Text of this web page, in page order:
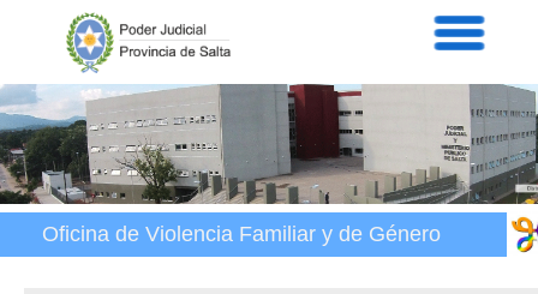
Servicios
Prensa
Intranet
Contacto
Oficina de Violencia Familiar y de Género